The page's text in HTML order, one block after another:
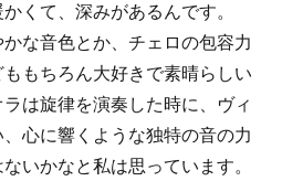
くて、深みがあるんです。
な音色とか、チェロの包容力
もちろん大好きで素晴らしい
は旋律を演奏した時に、ヴィ
心に響くような独特の音の力
いかなと私は思っています。